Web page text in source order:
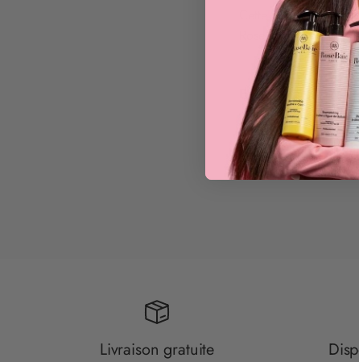
Cette routine
Rosebaie
Partager
Livraison gratuite